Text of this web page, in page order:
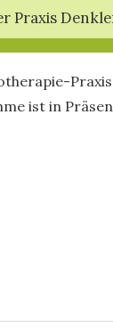
Praxis
ist in